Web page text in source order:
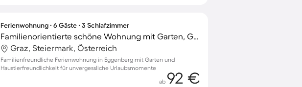
Ferienwohnung ∙ 6 Gäste ∙ 3 Schlafzimmer
Familienorientierte schöne Wohnung mit Garten, Grill und Terrasse | Perfekt für die Arbeit von Zuhause | Haustiere erlaubt
Graz, Steiermark, Österreich
Familienfreundliche Ferienwohnung in Eggenberg mit Garten und
Haustierfreundlichkeit für unvergessliche Urlaubsmomente
ab 92 €